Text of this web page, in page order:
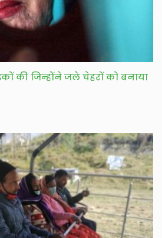
की जिन्होंने जले चेहरों को बनाया